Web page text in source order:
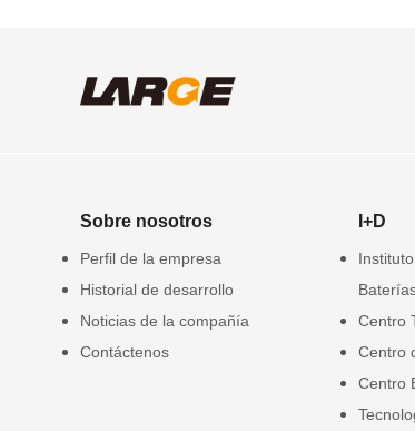
Sobre nosotros
Perfil de la empresa
Historial de desarrollo
Noticias de la compañía
Contáctenos
I+D
Centro
Centro
Centro